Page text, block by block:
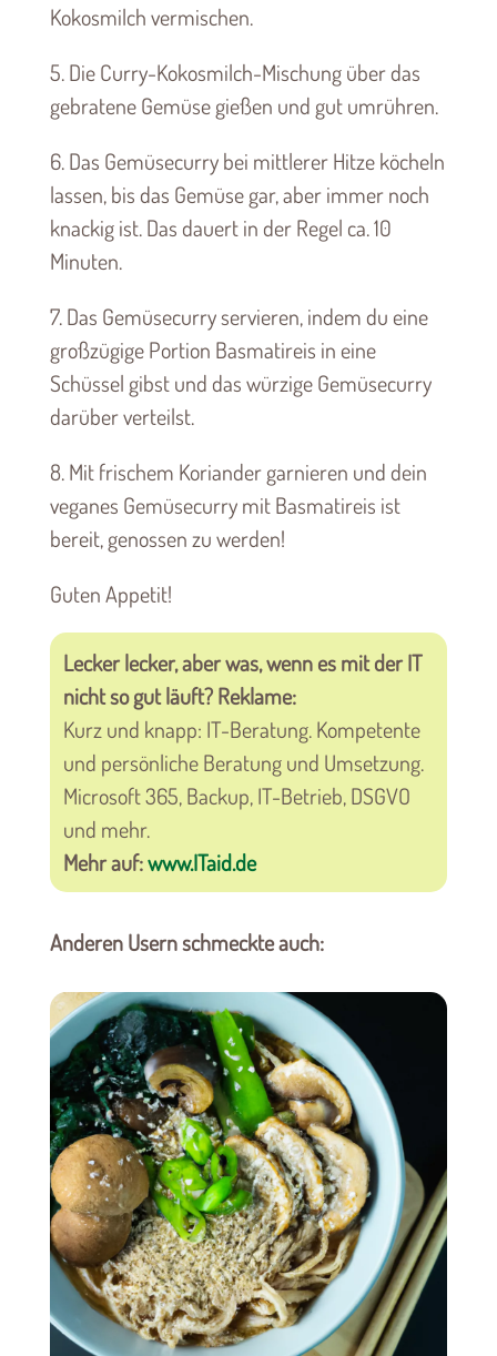
Kokosmilch vermischen.
5. Die Curry-Kokosmilch-Mischung über das
gebratene Gemüse gießen und gut umrühren.
6. Das Gemüsecurry bei mittlerer Hitze köcheln
lassen, bis das Gemüse gar, aber immer noch
knackig ist. Das dauert in der Regel ca. 10
Minuten.
7. Das Gemüsecurry servieren, indem du eine
großzügige Portion Basmatireis in eine
Schüssel gibst und das würzige Gemüsecurry
darüber verteilst.
8. Mit frischem Koriander garnieren und dein
veganes Gemüsecurry mit Basmatireis ist
bereit, genossen zu werden!
Guten Appetit!
Lecker lecker, aber was, wenn es mit der IT
nicht so gut läuft? Reklame:
Kurz und knapp: IT-Beratung. Kompetente
und persönliche Beratung und Umsetzung.
Microsoft 365, Backup, IT-Betrieb, DSGVO
und mehr.
Mehr auf:www.ITaid.de
Anderen Usern schmeckte auch: